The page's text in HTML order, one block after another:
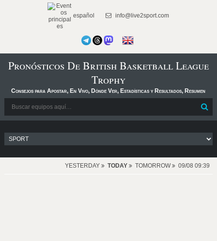
español info@live2sport.com
Pronósticos De British Basketball League
Trophy
Consejos para Apostar, En Vivo, Dónde Ver, Estadísticas y Resultados, Resumen
YESTERDAY TODAY TOMORROW 09/08 09:39